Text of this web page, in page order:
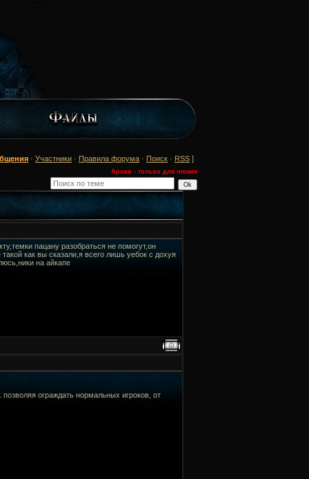
· Участники · Правила форума · Поиск · RSS ]
Архив - только для чтения
пацану разобраться не помогут,он
как вы сказали,я всего лишь уебок с дохуя
на айкапе
ограждать нормальных игроков, от